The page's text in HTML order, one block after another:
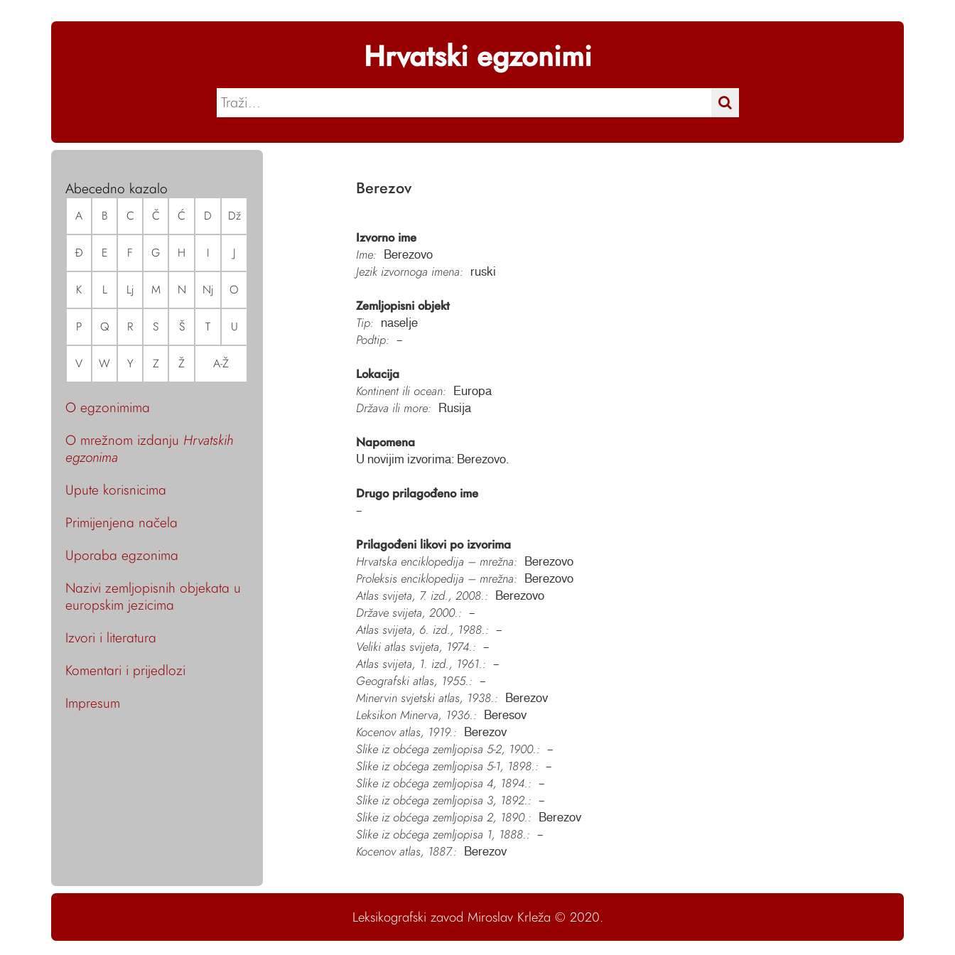
Hrvatski egzonimi
Abecedno kazalo
A B C Č Ć D Dž
Đ E F G H I J
K L Lj M N Nj O
P Q R S Š T U
V W Y Z Ž A-Ž
O egzonimima
O mrežnom izdanju Hrvatskih
egzonima
Upute korisnicima
Primijenjena načela
Uporaba egzonima
Nazivi zemljopisnih objekata u
europskim jezicima
Izvori i literatura
Komentari i prijedlozi
Impresum
Berezov
Izvorno ime
Ime:
Berezovo
Jezik izvornoga imena: ruski
Zemljopisni objekt
Tip:
naselje
Podtip: –
Lokacija
Kontinent ili ocean:
Europa
Država ili more: Rusija
Napomena
U novijim izvorima: Berezovo.
Drugo prilagođeno ime
–
Prilagođeni likovi po izvorima
Hrvatska enciklopedija – mrežna:
Berezovo
Proleksis enciklopedija – mrežna: Berezovo
Atlas svijeta, 7. izd., 2008.: Berezovo
Države svijeta, 2000.: –
Atlas svijeta, 6. izd., 1988.: –
Veliki atlas svijeta, 1974.: –
Atlas svijeta, 1. izd., 1961.: –
Geografski atlas, 1955.: –
Minervin svjetski atlas, 1938.: Berezov
Leksikon Minerva, 1936.: Beresov
Kocenov atlas, 1919.: Berezov
Slike iz obćega zemljopisa 5-2, 1900.: –
Slike iz obćega zemljopisa 5-1, 1898.: –
Slike iz obćega zemljopisa 4, 1894.: –
Slike iz obćega zemljopisa 3, 1892.: –
Slike iz obćega zemljopisa 2, 1890.: Berezov
Slike iz obćega zemljopisa 1, 1888.: –
Kocenov atlas, 1887.: Berezov
Leksikografski zavod Miroslav Krleža © 2020.